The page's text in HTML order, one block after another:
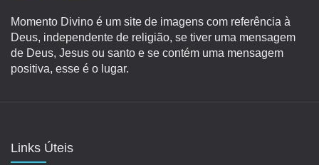
Momento Divino é um site de imagens com referência à
Deus, independente de religião, se tiver uma mensagem
de Deus, Jesus ou santo e se contém uma mensagem
positiva, esse é o lugar.
Links Úteis